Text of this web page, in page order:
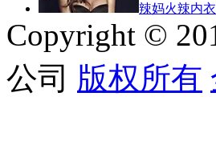
辣妈火辣内
Copyright ©
公司 版权所有